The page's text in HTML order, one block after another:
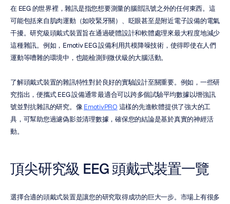
在 EEG 的世界裡，雜訊是指您想要測量的腦部訊號之外的任何東西。這
可能包括來自肌肉運動（如咬緊牙關）、眨眼甚至是附近電子設備的電氣
干擾。研究級頭戴式裝置旨在通過硬體設計和軟體處理來最大程度地減少
這種雜訊。例如，Emotiv EEG 設備利用共模降噪技術，使得即使在人們
運動等嘈雜的環境中，也能檢測到微伏級的大腦活動。
了解頭戴式裝置的雜訊特性對於良好的實驗設計至關重要。例如，一些研
究指出，便攜式 EEG 設備通常最適合可以跨多個試驗平均數據以增強訊
號並對抗雜訊的研究。像 EmotivPRO 這樣的先進軟體提供了強大的工
具，可幫助您過濾偽影並清理數據，確保您的結論是基於真實的神經活
動。
頂尖研究級 EEG 頭戴式裝置一覽
選擇合適的頭戴式裝置是讓您的研究取得成功的巨大一步。市場上有很多